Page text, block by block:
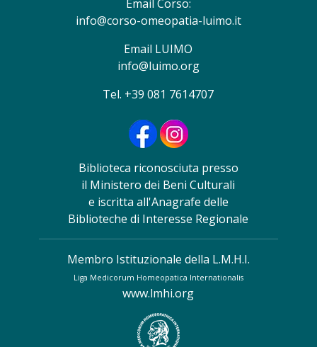
Email Corso:
info@corso-omeopatia-luimo.it
Email LUIMO
info@luimo.org
Tel. +39 081 7614707
Biblioteca riconosciuta presso
il Ministero dei Beni Culturali
e iscritta all'Anagrafe delle
Biblioteche di Interesse Regionale
Membro Istituzionale della L.M.H.I.
Liga Medicorum Homeopatica Internationalis
www.lmhi.org